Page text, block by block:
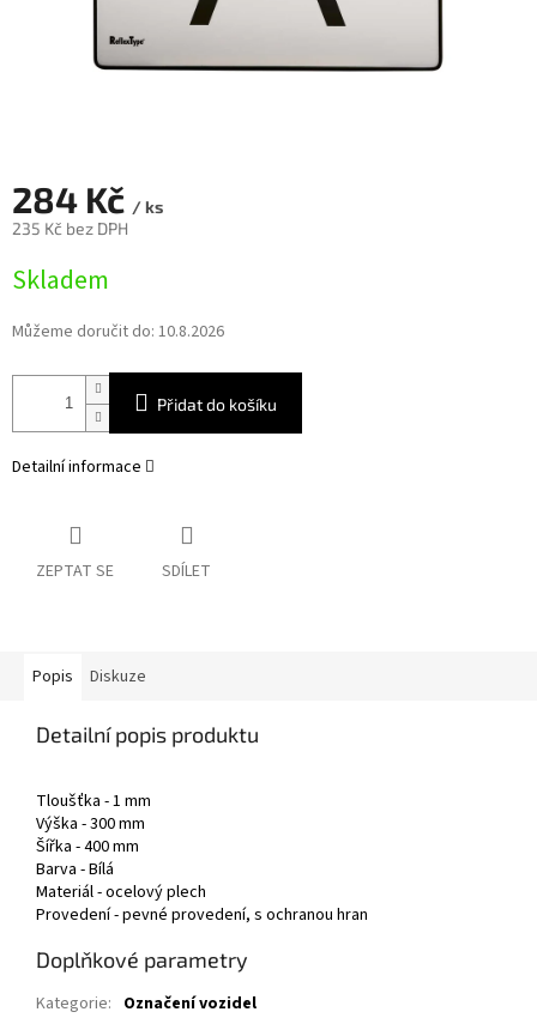
284 Kč / ks
235 Kč bez DPH
cena:
Skladem
Můžeme doručit do: 10.8.2026
Přidat do košíku
Detailní informace
ZEPTAT SE SDÍLET
Popis Diskuze
Detailní popis produktu
Tloušťka - 1 mm
Výška - 300 mm
Šířka - 400 mm
Barva - Bílá
Materiál - ocelový plech
Provedení - pevné provedení, s ochranou hran
Doplňkové parametry
Kategorie: Označení vozidel